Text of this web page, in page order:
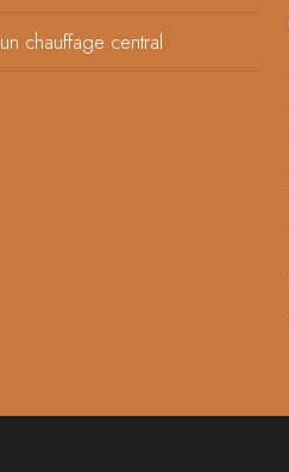
chauffage central